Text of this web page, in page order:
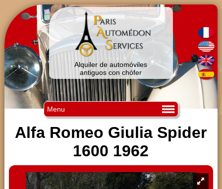
Alquiler de automóviles
antiguos con chófer
Menu
Alfa Romeo Giulia Spider
1600 1962